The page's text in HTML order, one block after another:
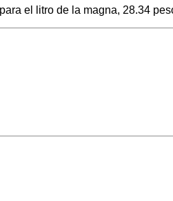
el litro de la magna, 28.34